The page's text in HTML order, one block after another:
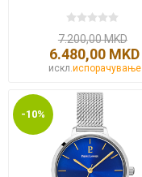
7.200,00 MKD
6.480,00 MKD
искл. испорачување
-10%